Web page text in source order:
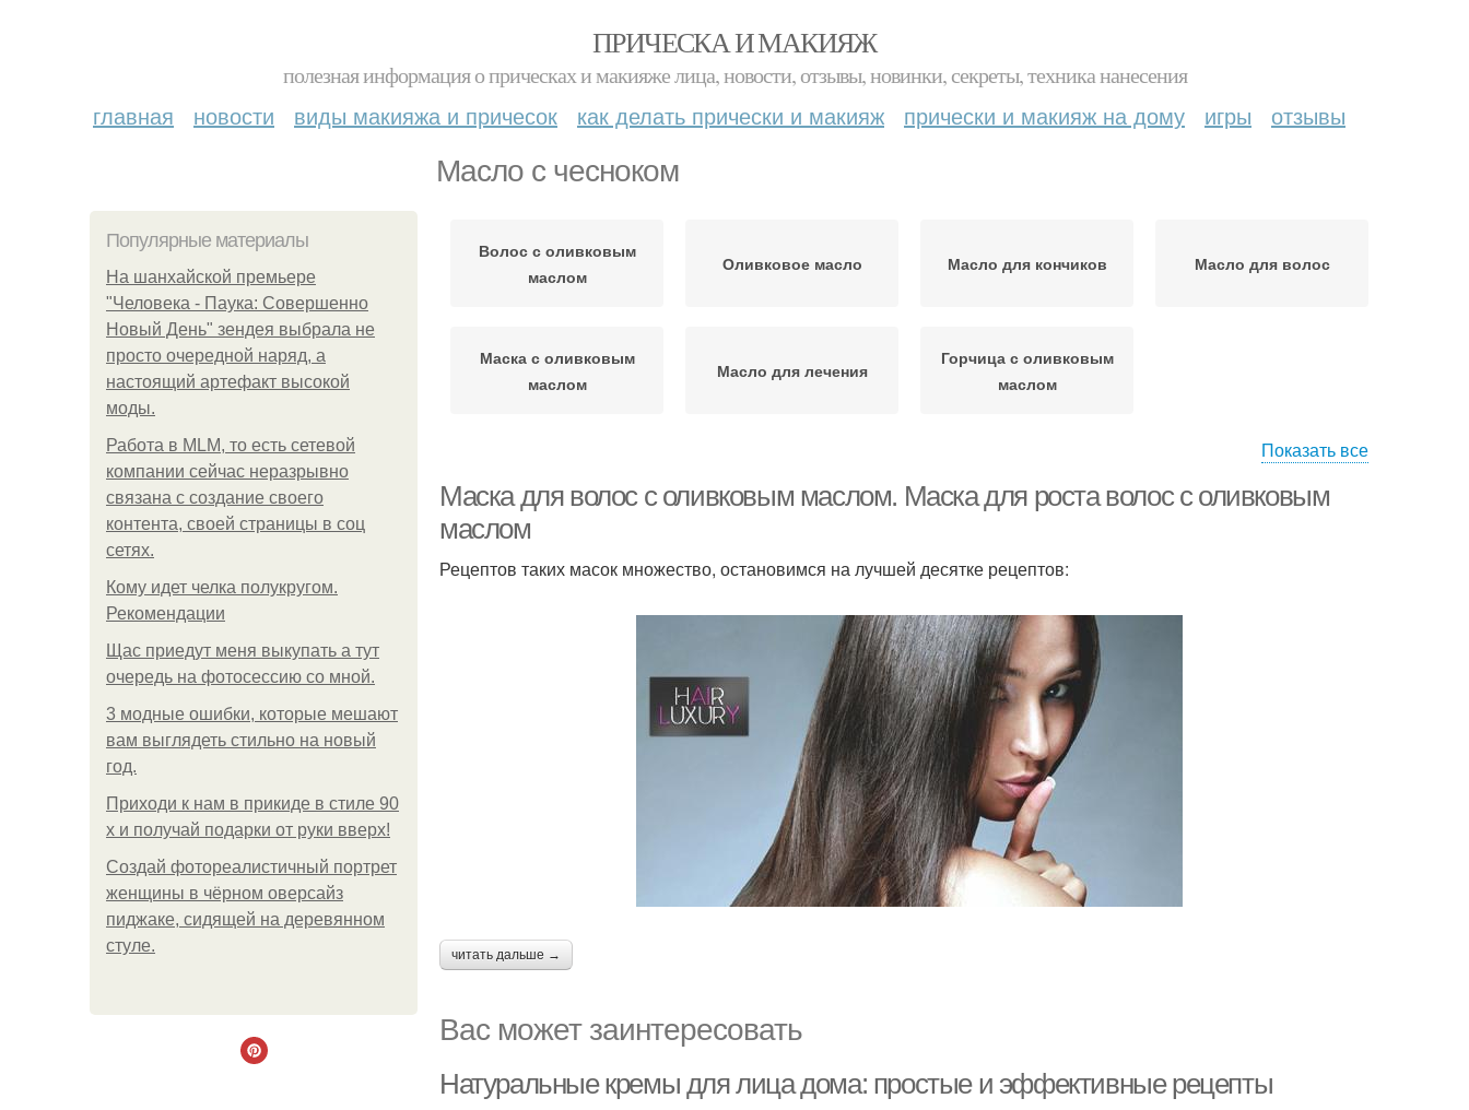
ПРИЧЕСКА И МАКИЯЖ
полезная информация о прическах и макияже лица, новости, отзывы, новинки, секреты, техника нанесения
главная новости виды макияжа и причесок как делать прически и макияж прически и макияж на дому игры отзывы
Масло с чесноком
Популярные материалы
На шанхайской премьере
"Человека - Паука: Совершенно
Новый День" зендея выбрала не
просто очередной наряд, а
настоящий артефакт высокой
моды.
Работа в MLM, то есть сетевой
компании сейчас неразрывно
связана с создание своего
контента, своей страницы в соц
сетях.
Кому идет челка полукругом.
Рекомендации
Щас приедут меня выкупать а тут
очередь на фотосессию со мной.
3 модные ошибки, которые мешают
вам выглядеть стильно на новый
год.
Приходи к нам в прикиде в стиле 90
х и получай подарки от руки вверх!
Создай фотореалистичный портрет
женщины в чёрном оверсайз
пиджаке, сидящей на деревянном
стуле.
Волос с оливковым
маслом
Оливковое масло Масло для кончиков Масло для волос
Маска с оливковым
маслом
Масло для лечения
Горчица с оливковым
маслом
Показать все
Маска для волос с оливковым маслом. Маска для роста волос с оливковым
маслом
Рецептов таких масок множество, остановимся на лучшей десятке рецептов:
читать дальше →
Вас может заинтересовать
Натуральные кремы для лица дома: простые и эффективные рецепты